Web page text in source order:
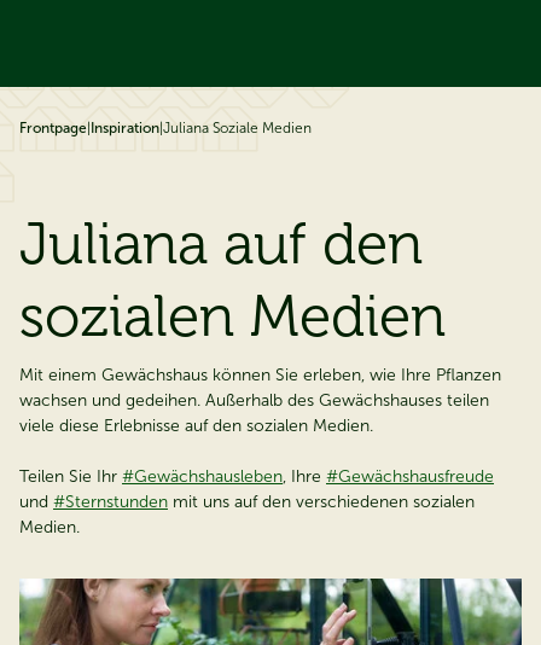
Frontpage Inspiration Juliana Soziale Medien
Juliana auf den
sozialen Medien
Mit einem Gewächshaus können Sie erleben, wie Ihre Pflanzen
wachsen und gedeihen. Außerhalb des Gewächshauses teilen
viele diese Erlebnisse auf den sozialen Medien.
Teilen Sie Ihr #Gewächshausleben, Ihre #Gewächshausfreude
und #Sternstunden mit uns auf den verschiedenen sozialen
Medien.